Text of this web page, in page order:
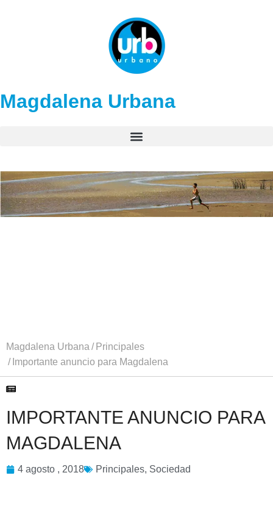
Magdalena Urbana
Magdalena Urbana
Principales
Importante anuncio para Magdalena
IMPORTANTE ANUNCIO PARA
MAGDALENA
4 agosto , 2018 Principales, Sociedad